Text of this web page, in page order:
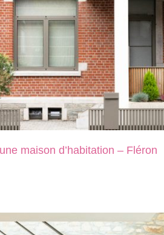
maison d’habitation – Fléron